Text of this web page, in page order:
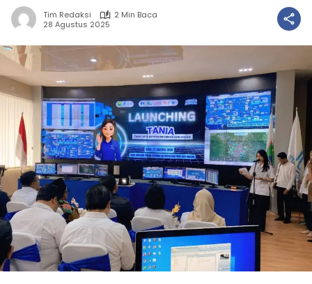
Tim Redaksi
2 Min Baca
28 Agustus 2025